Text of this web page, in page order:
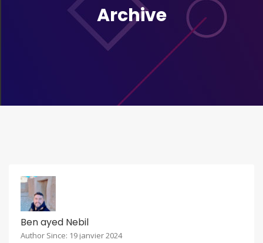
Archive
Ben ayed Nebil
Author Since: 19 janvier 2024